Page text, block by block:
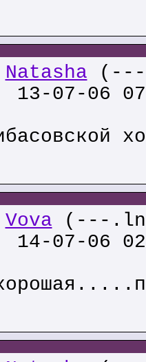
Natasha (---
07-06
Vova (---
07-06